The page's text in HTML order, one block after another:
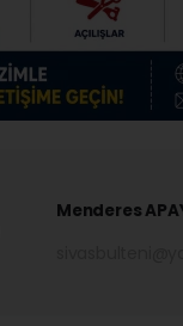
Menderes